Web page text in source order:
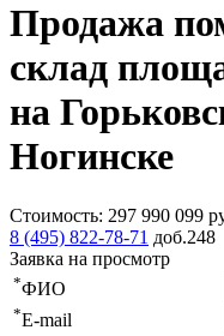
Продажа
склад
на
Ногинске
Стоимость: 297 990 099
8 (495) 822-78-71 доб.248
Заявка на просмотр
*ФИО
*E-mail